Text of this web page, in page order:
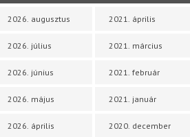
2026. augusztus
2026. július
2026. június
2026. május
2026. április
2021. április
2021. március
2021. február
2021. január
2020. december